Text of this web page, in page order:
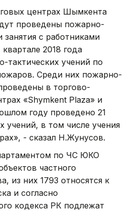
центрах Шымкента
проведены пожарно-
занятия с работниками
2018 года
тактических учений по
Среди них пожарно-
в торгово-
«Shymkent Plaza» и
году проведено 21
учений, в том числе учения
- сказал Н.Жунусов.
по ЧС ЮКО
частного
из них 1793 относятся к
и согласно
кодекса РК подлежат